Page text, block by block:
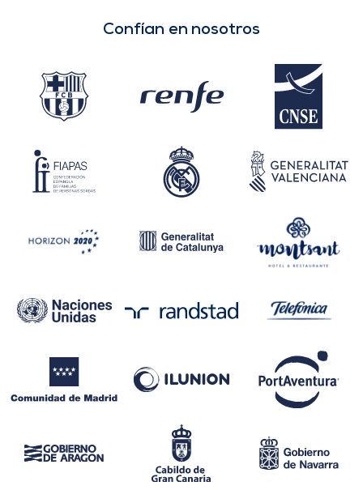
Confían en nosotros